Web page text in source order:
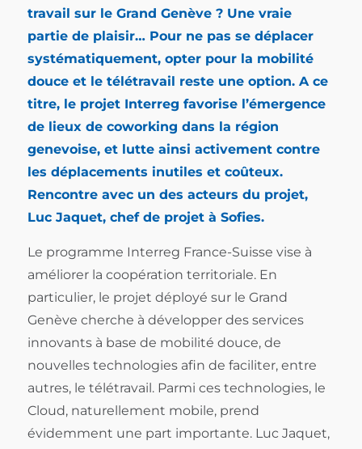
travail sur le Grand Genève ? Une vraie
partie de plaisir… Pour ne pas se déplacer
systématiquement, opter pour la mobilité
douce et le télétravail reste une option. A ce
titre, le projet Interreg favorise l’émergence
de lieux de coworking dans la région
genevoise, et lutte ainsi activement contre
les déplacements inutiles et coûteux.
Rencontre avec un des acteurs du projet,
Luc Jaquet, chef de projet à Sofies.
Le programme Interreg France-Suisse vise à
améliorer la coopération territoriale. En
particulier, le projet déployé sur le Grand
Genève cherche à développer des services
innovants à base de mobilité douce, de
nouvelles technologies afin de faciliter, entre
autres, le télétravail. Parmi ces technologies, le
Cloud, naturellement mobile, prend
évidemment une part importante. Luc Jaquet,